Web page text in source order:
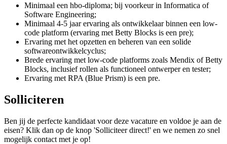
Minimaal een hbo-diploma; bij voorkeur in Informatica of
Software Engineering;
Minimaal 4-5 jaar ervaring als ontwikkelaar binnen een low-
code platform (ervaring met Betty Blocks is een pre);
Ervaring met het opzetten en beheren van een solide
softwareontwikkelcyclus;
Brede ervaring met low-code platforms zoals Mendix of Betty
Blocks, inclusief rollen als functioneel ontwerper en tester;
Ervaring met RPA (Blue Prism) is een pre.
Solliciteren
Ben jij de perfecte kandidaat voor deze vacature en voldoe je aan de
eisen? Klik dan op de knop 'Solliciteer direct!' en we nemen zo snel
mogelijk contact met je op!